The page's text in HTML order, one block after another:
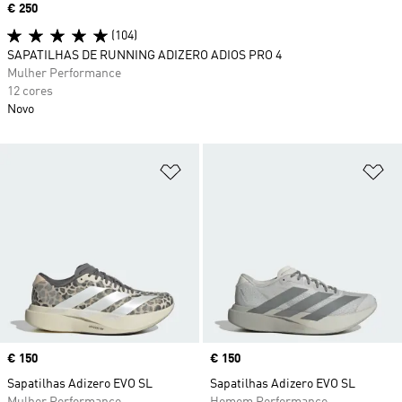
Price
€ 150
Sapatilhas Adizero EVO SL
Price
€ 150
Sapatilhas Adizero EVO SL
Price
€ 250
(104)
SAPATILHAS DE RUNNING ADIZERO ADIOS PRO 4
Mulher Performance
12 cores
Novo